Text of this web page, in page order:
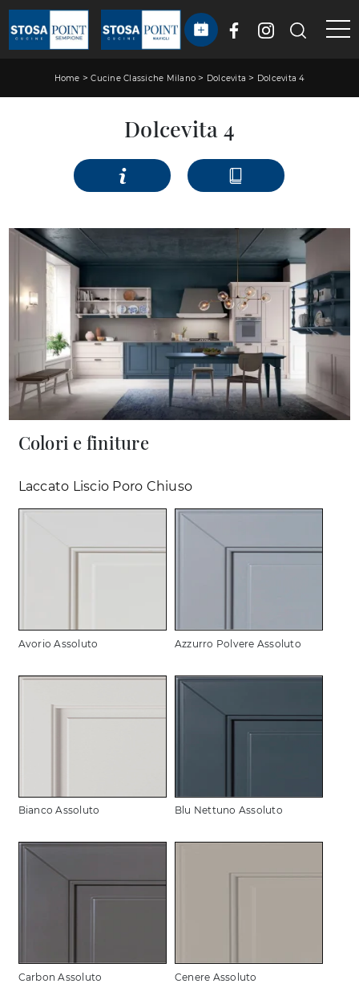
Home >Cucine Classiche Milano > Dolcevita > Dolcevita 4
Dolcevita 4
Colori e finiture
Laccato Liscio Poro Chiuso
Avorio Assoluto Azzurro Polvere Assoluto
Bianco Assoluto Blu Nettuno Assoluto
Carbon Assoluto Cenere Assoluto